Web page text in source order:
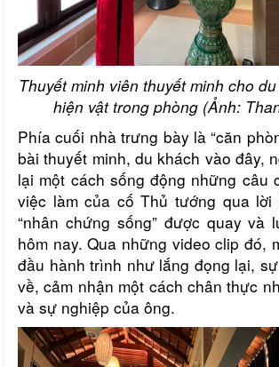
Thuyết minh viên thuyết minh cho
hiện vật trong phòng (Ảnh:
Phía cuối nhà trưng bày là “căn
bài thuyết minh, du khách vào đây,
lại một cách sống động những câu
việc làm của cố Thủ tướng qua lời
“nhân chứng sống” được quay và
hôm nay. Qua những video clip đó,
đầu hành trình như lắng đọng lại,
về, cảm nhận một cách chân thực
và sự nghiệp của ông.